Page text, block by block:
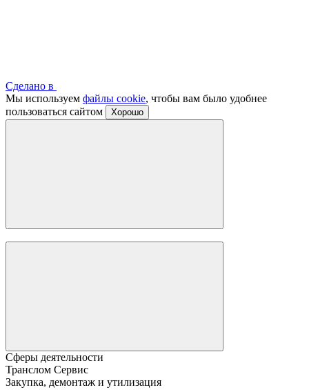
Сделано в
Мы используем файлы cookie, чтобы вам было удобнее
пользоваться сайтом
Хорошо
Сферы деятельности
Транслом Сервис
Закупка, демонтаж и утилизация